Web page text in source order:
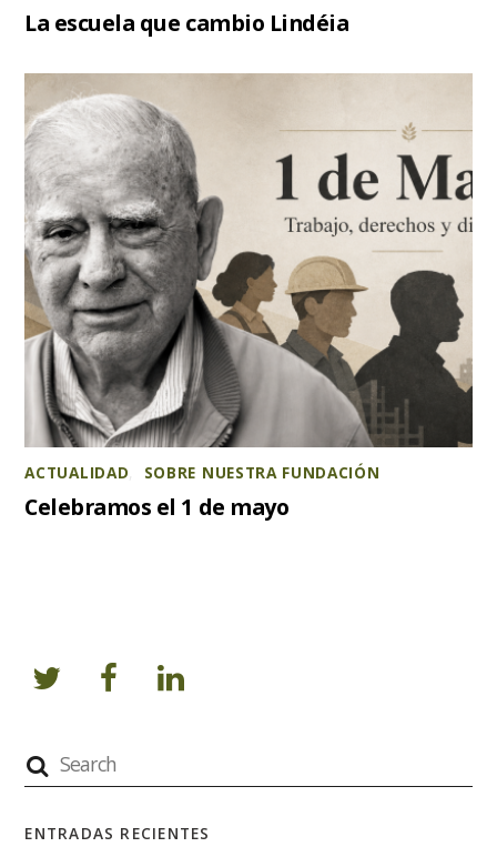
La escuela que cambio Lindéia
ACTUALIDAD SOBRE NUESTRA FUNDACIÓN
Celebramos el 1 de mayo
ENTRADAS RECIENTES